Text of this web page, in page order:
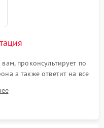
проконсультирует по
а также ответит на все